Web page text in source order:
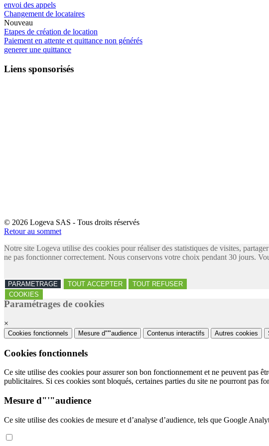
envoi des appels
Changement de locataires
Nouveau
Etapes de création de location
Paiement en attente et quittance non générés
generer une quittance
Liens sponsorisés
© 2026 Logeva SAS - Tous droits réservés
Retour au sommet
Notre site Logeva utilise des cookies pour réaliser des statistiques de visites,
ne pas fonctionner correctement. Nous conservons votre choix pendant 30 jours.
PARAMETRAGE TOUT ACCEPTER
TOUT REFUSER
COOKIES
Paramétrages de cookies
×
Cookies fonctionnels Mesure d"'"audience Contenus interactifs Autres cookies
Cookies fonctionnels
Ce site utilise des cookies pour assurer son bon fonctionnement et ne peuvent pas
publicitaires. Si ces cookies sont bloqués, certaines parties du site ne pourront pas
Mesure d"'"audience
Ce site utilise des cookies de mesure et d’analyse d’audience, tels que Google